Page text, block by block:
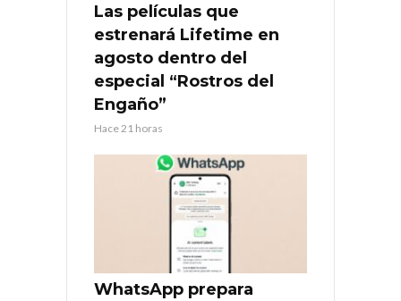
Las películas que
estrenará Lifetime en
agosto dentro del
especial “Rostros del
Engaño”
Hace 21 horas
WhatsApp prepara